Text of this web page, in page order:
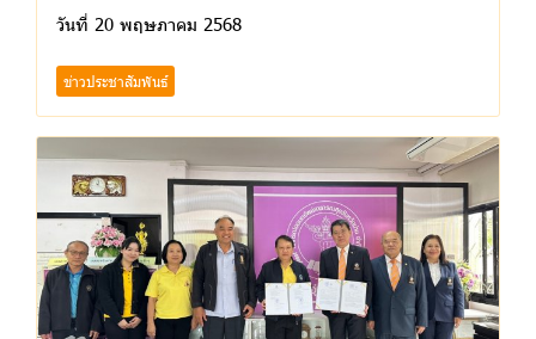
วันที่ 20 พฤษภาคม 2568
ข่าวประชาสัมพันธ์